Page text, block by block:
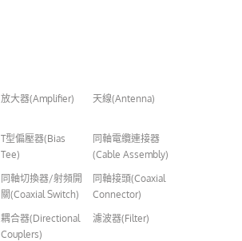
放大器(Amplifier) 天線(Antenna)
T型偏壓器(Bias
Tee)
同軸電纜連接器
(Cable Assembly)
同軸切換器/射頻開
關(Coaxial Switch)
同軸接頭(Coaxial
Connector)
耦合器(Directional
Couplers)
濾波器(Filter)